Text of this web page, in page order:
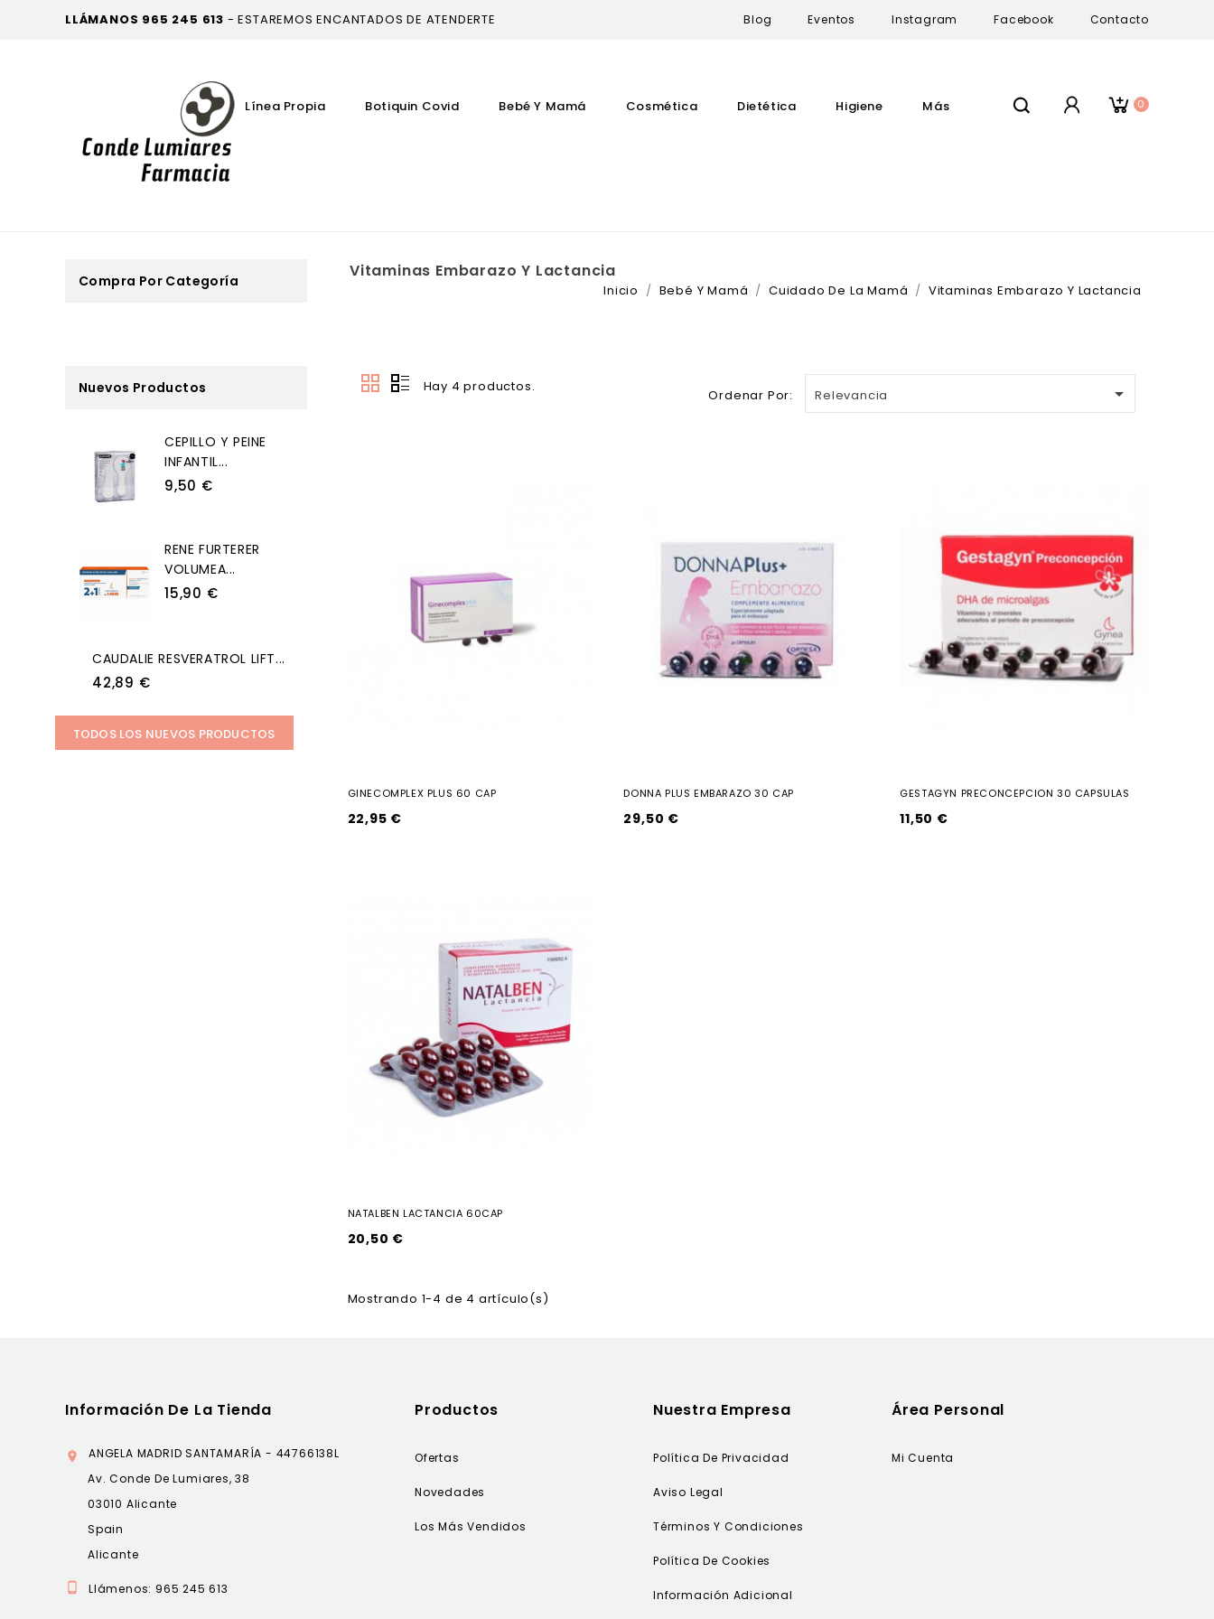
LLÁMANOS 965 245 613 - ESTAREMOS ENCANTADOS DE ATENDERTE Blog Eventos Instagram Facebook Contacto
0
Línea Propia Botiquin Covid Bebé Y Mamá Cosmética Dietética Higiene Más
Compra Por Categoría
Nuevos Productos
CEPILLO Y PEINE
INFANTIL...
9,50 €
RENE FURTERER
VOLUMEA...
15,90 €
CAUDALIE RESVERATROL LIFT...
42,89 €
TODOS LOS NUEVOS PRODUCTOS
Vitaminas Embarazo Y Lactancia
Inicio Bebé Y Mamá Cuidado De La Mamá Vitaminas Embarazo Y Lactancia
Hay 4 productos.
Ordenar Por: Relevancia 
GINECOMPLEX PLUS 60 CAP
22,95 €
DONNA PLUS EMBARAZO 30 CAP
29,50 €
GESTAGYN PRECONCEPCION 30 CAPSULAS
11,50 €
NATALBEN LACTANCIA 60CAP
20,50 €
Mostrando 1-4 de 4 artículo(s)
Información De La Tienda

ANGELA MADRID SANTAMARÍA - 44766138L
Av. Conde De Lumiares, 38
03010 Alicante
Spain
Alicante
 Llámenos: 965 245 613
Productos
Ofertas
Novedades
Los Más Vendidos
Nuestra Empresa
Política De Privacidad
Aviso Legal
Términos Y Condiciones
Política De Cookies
Información Adicional
Área Personal
Mi Cuenta